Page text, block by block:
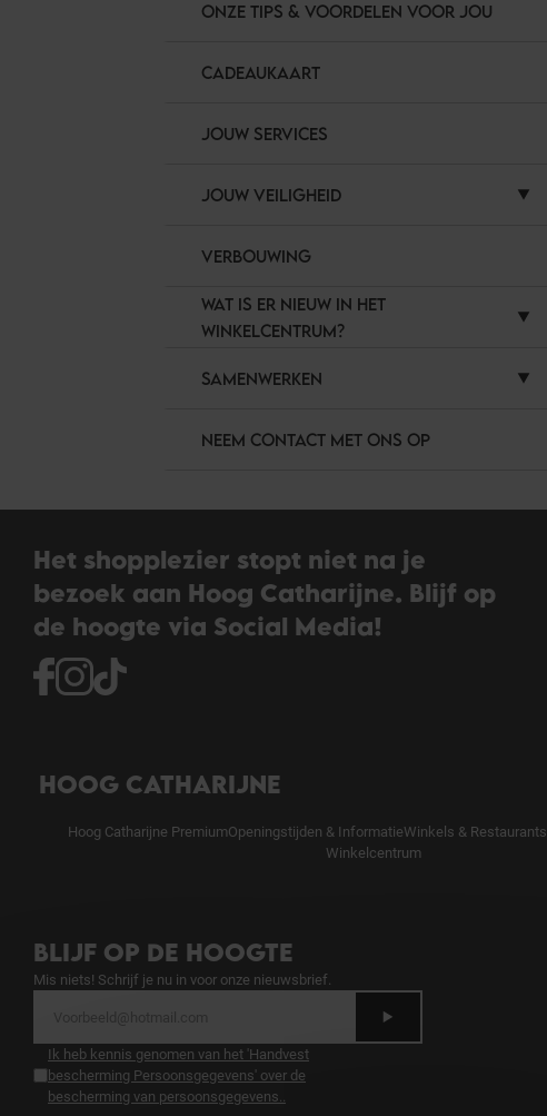
ONZE TIPS & VOORDELEN VOOR JOU
CADEAUKAART
JOUW SERVICES
JOUW VEILIGHEID
VERBOUWING
WAT IS ER NIEUW IN HET
WINKELCENTRUM?
SAMENWERKEN
NEEM CONTACT MET ONS OP
Het shopplezier stopt niet na je
bezoek aan Hoog Catharijne. Blijf op
de hoogte via Social Media!
HOOG CATHARIJNE
Hoog Catharijne PremiumOpeningstijden & InformatieWinkels & Restaurants
Winkelcentrum
BLIJF OP DE HOOGTE
Mis niets! Schrijf je nu in voor onze nieuwsbrief.
Ik heb kennis genomen van het 'Handvest
bescherming Persoonsgegevens' over de
bescherming van persoonsgegevens..